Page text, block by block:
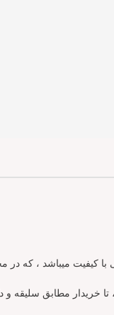
میباشد ، که در
خریدار مطابق سلیقه و